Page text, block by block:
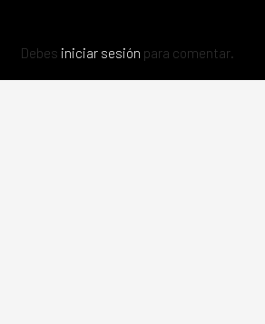
Debes iniciar sesión para comentar.